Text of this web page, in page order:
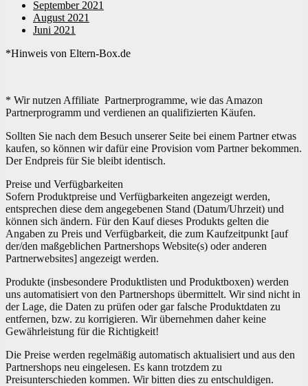
September 2021
August 2021
Juni 2021
*Hinweis von Eltern-Box.de
* Wir nutzen Affiliate Partnerprogramme, wie das Amazon
Partnerprogramm und verdienen an qualifizierten Käufen.
Sollten Sie nach dem Besuch unserer Seite bei einem Partner etwas
kaufen, so können wir dafür eine Provision vom Partner bekommen.
Der Endpreis für Sie bleibt identisch.
Preise und Verfügbarkeiten
Sofern Produktpreise und Verfügbarkeiten angezeigt werden,
entsprechen diese dem angegebenen Stand (Datum/Uhrzeit) und
können sich ändern. Für den Kauf dieses Produkts gelten die
Angaben zu Preis und Verfügbarkeit, die zum Kaufzeitpunkt [auf
der/den maßgeblichen Partnershops Website(s) oder anderen
Partnerwebsites] angezeigt werden.
Produkte (insbesondere Produktlisten und Produktboxen) werden
uns automatisiert von den Partnershops übermittelt. Wir sind nicht in
der Lage, die Daten zu prüfen oder gar falsche Produktdaten zu
entfernen, bzw. zu korrigieren. Wir übernehmen daher keine
Gewährleistung für die Richtigkeit!
Die Preise werden regelmäßig automatisch aktualisiert und aus den
Partnershops neu eingelesen. Es kann trotzdem zu
Preisunterschieden kommen. Wir bitten dies zu entschuldigen.